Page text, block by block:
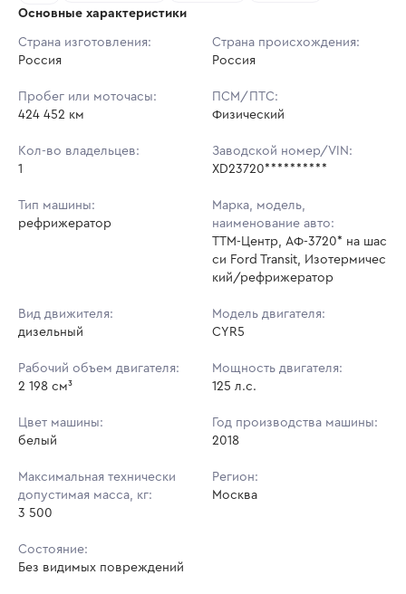
Шаг торгов: 13 110 ₽
Кол-во ставок:
Ставок не найдено
в аукционах
Основные характеристики
Страна изготовления:
Россия
Страна происхождения:
Россия
Пробег или моточасы:
424 452 км
ПСМ/ПТС:
Физический
Кол-во владельцев:
1
Заводской номер/VIN:
XD23720**********
Тип машины:
рефрижератор
Марка, модель,
наименование авто:
ТТМ-Центр, АФ-3720* на шас
си Ford Transit, Изотермичес
кий/рефрижератор
Вид движителя:
дизельный
Модель двигателя:
CYR5
Рабочий объем двигателя:
2 198 см³
Мощность двигателя:
125 л.с.
Цвет машины:
белый
Год производства машины:
2018
Максимальная технически
допустимая масса, кг:
3 500
Регион:
Москва
Состояние:
Без видимых повреждений